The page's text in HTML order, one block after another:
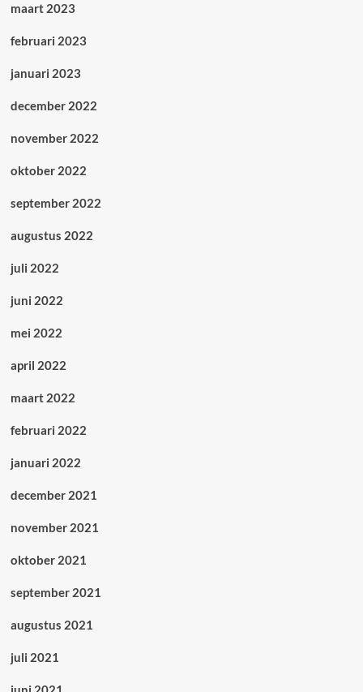
maart 2023
februari 2023
januari 2023
december 2022
november 2022
oktober 2022
september 2022
augustus 2022
juli 2022
juni 2022
mei 2022
april 2022
maart 2022
februari 2022
januari 2022
december 2021
november 2021
oktober 2021
september 2021
augustus 2021
juli 2021